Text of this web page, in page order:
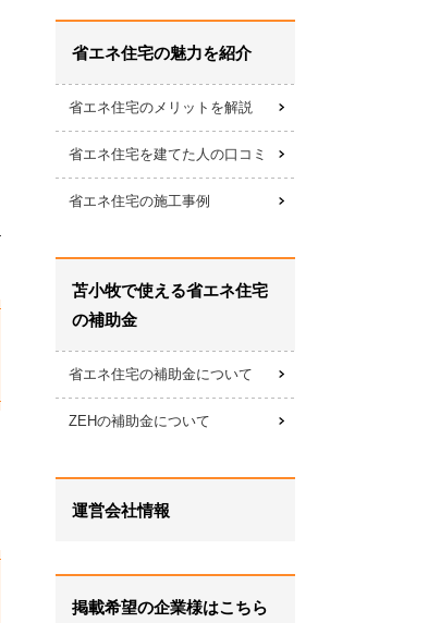
省エネ住宅の魅力を紹介
省エネ住宅のメリットを解説
省エネ住宅を建てた人の口コミ
省エネ住宅の施工事例
苫小牧で使える省エネ住宅
の補助金
省エネ住宅の補助金について
ZEHの補助金について
運営会社情報
掲載希望の企業様はこちら